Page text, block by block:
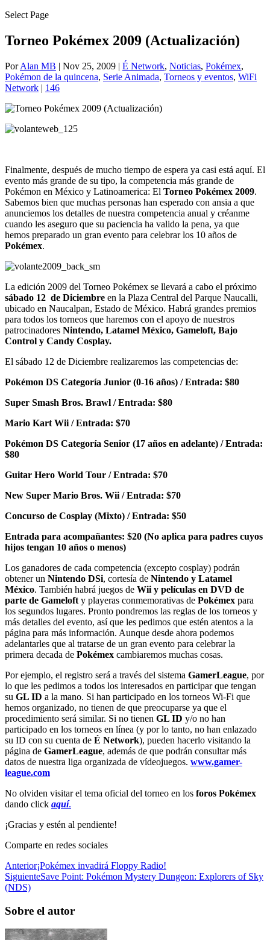
Select Page
Torneo Pokémex 2009 (Actualización)
PorAlan MB | Nov 25, 2009 | É Network, Noticias, Pokémex,
Pokémon de la quincena, Serie Animada, Torneos y eventos, WiFi
Network | 146
Finalmente, después de mucho tiempo de espera ya casi está aquí. El
evento más grande de su tipo, la competencia más grande de
Pokémon en México y Latinoamerica: El Torneo Pokémex 2009.
Sabemos bien que muchas personas han esperado con ansia a que
anunciemos los detalles de nuestra competencia anual y créanme
cuando les aseguro que su paciencia ha valido la pena, ya que
hemos preparado un gran evento para celebrar los 10 años de
Pokémex.
La edición 2009 del Torneo Pokémex se llevará a cabo el próximo
sábado 12 de Diciembre en la Plaza Central del Parque Naucalli,
ubicado en Naucalpan, Estado de México. Habrá grandes premios
para todos los torneos que haremos con el apoyo de nuestros
patrocinadores Nintendo, Latamel México, Gameloft, Bajo
Control y Candy Cosplay.
El sábado 12 de Diciembre realizaremos las competencias de:
Pokémon DS Categoría Junior (0-16 años) / Entrada: $80
Super Smash Bros. Brawl / Entrada: $80
Mario Kart Wii / Entrada: $70
Pokémon DS Categoría Senior (17 años en adelante) / Entrada:
$80
Guitar Hero World Tour / Entrada: $70
New Super Mario Bros. Wii / Entrada: $70
Concurso de Cosplay (Mixto) / Entrada: $50
Entrada para acompañantes: $20 (No aplica para padres cuyos
hijos tengan 10 años o menos)
Los ganadores de cada competencia (excepto cosplay) podrán
obtener un Nintendo DSi, cortesía de Nintendo y Latamel
México. También habrá juegos de Wii y películas en DVD de
parte de Gameloft y playeras conmemorativas de Pokémex para
los segundos lugares. Pronto pondremos las reglas de los torneos y
más detalles del evento, así que les pedimos que estén atentos a la
página para más información. Aunque desde ahora podemos
adelantarles que al tratarse de un gran evento para celebrar la
primera decada de Pokémex cambiaremos muchas cosas.
Por ejemplo, el registro será a través del sistema GamerLeague, por
lo que les pedimos a todos los interesados en participar que tengan
su GL ID a la mano. Si han participado en los torneos Wi-Fi que
hemos organizado, no tienen de que preocuparse ya que el
procedimiento será similar. Si no tienen GL ID y/o no han
participado en los torneos en línea (y por lo tanto, no han enlazado
su ID con su cuenta de É Network), pueden hacerlo visitando la
página de GamerLeague, además de que podrán consultar más
datos de nuestra liga organizada de vídeojuegos. www.gamer-
league.com
No olviden visitar el tema oficial del torneo en los foros Pokémex
dando click aquí.
¡Gracias y estén al pendiente!
Comparte en redes sociales
Anterior¡Pokémex invadirá Floppy Radio!
SiguienteSave Point: Pokémon Mystery Dungeon: Explorers of Sky
(NDS)
Sobre el autor